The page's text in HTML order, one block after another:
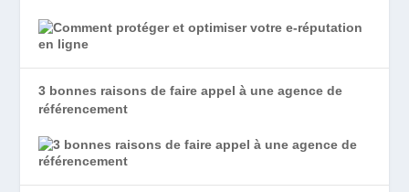
3 bonnes raisons de faire appel à une agence de
référencement